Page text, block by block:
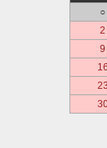
○
2
9
16
23